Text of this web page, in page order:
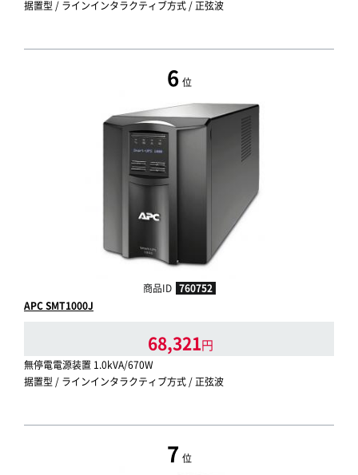
据置型 / ラインインタラクティブ方式 / 正弦波
6 位
商品ID 760752
APC SMT1000J
68,321円
無停電電源装置 1.0kVA/670W
据置型 / ラインインタラクティブ方式 / 正弦波
7 位